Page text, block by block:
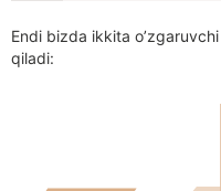
Endi bizda ikkita
qiladi: